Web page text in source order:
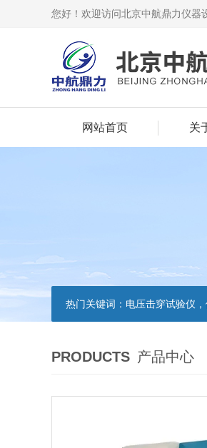
您好！欢迎访问北京中航鼎力仪器
网站首页 关
热门关键词： 电压击穿试验仪，
PRODUCTS 产品中心